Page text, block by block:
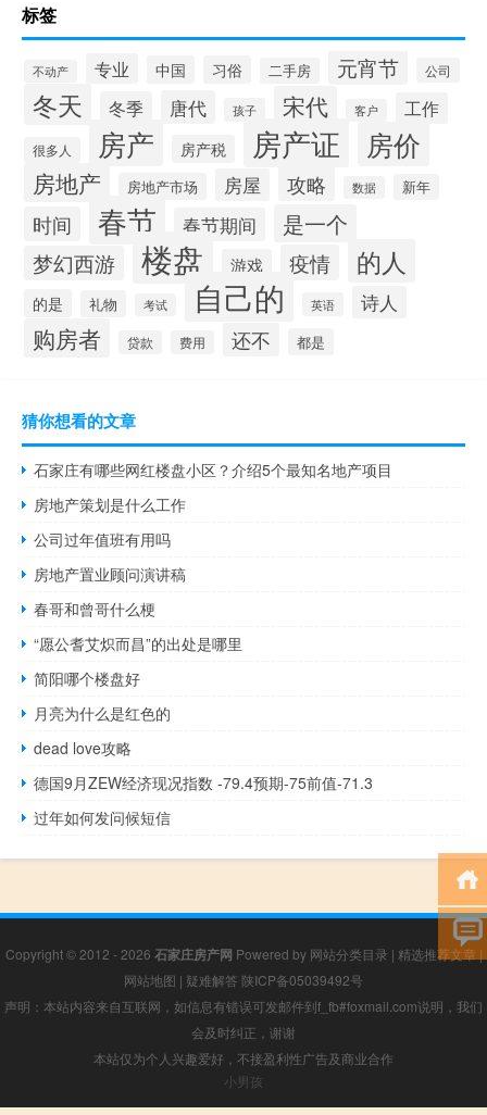
标签
不动产 专业 中国 习俗 二手房 元宵节 公司
冬天 冬季 唐代 孩子 宋代 客户 工作
很多人 房产 房产税 房产证 房价
房地产 房地产市场 房屋 攻略 数据 新年
时间 春节 春节期间 是一个
梦幻西游 楼盘 游戏 疫情 的人
的是 礼物 考试 自己的 英语 诗人
购房者 贷款 费用 还不 都是
猜你想看的文章
石家庄有哪些网红楼盘小区？介绍5个最知名地产项目
房地产策划是什么工作
公司过年值班有用吗
房地产置业顾问演讲稿
春哥和曾哥什么梗
“愿公耆艾炽而昌”的出处是哪里
简阳哪个楼盘好
月亮为什么是红色的
dead love攻略
德国9月ZEW经济现况指数 -79.4预期-75前值-71.3
过年如何发问候短信
Copyright © 2012 - 2026 石家庄房产网 Powered by 网站分类目录 | 精选推荐文章 |
网站地图 | 疑难解答 陕ICP备05039492号
声明：本站内容来自互联网，如信息有错误可发邮件到f_fb#foxmail.com说明，我们
会及时纠正，谢谢
本站仅为个人兴趣爱好，不接盈利性广告及商业合作
小男孩